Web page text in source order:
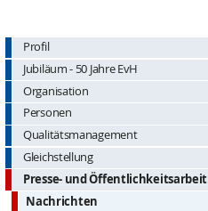
Profil
Jubiläum - 50 Jahre EvH
Organisation
Personen
Qualitätsmanagement
Gleichstellung
Presse- und Öffentlichkeitsarbeit
Nachrichten